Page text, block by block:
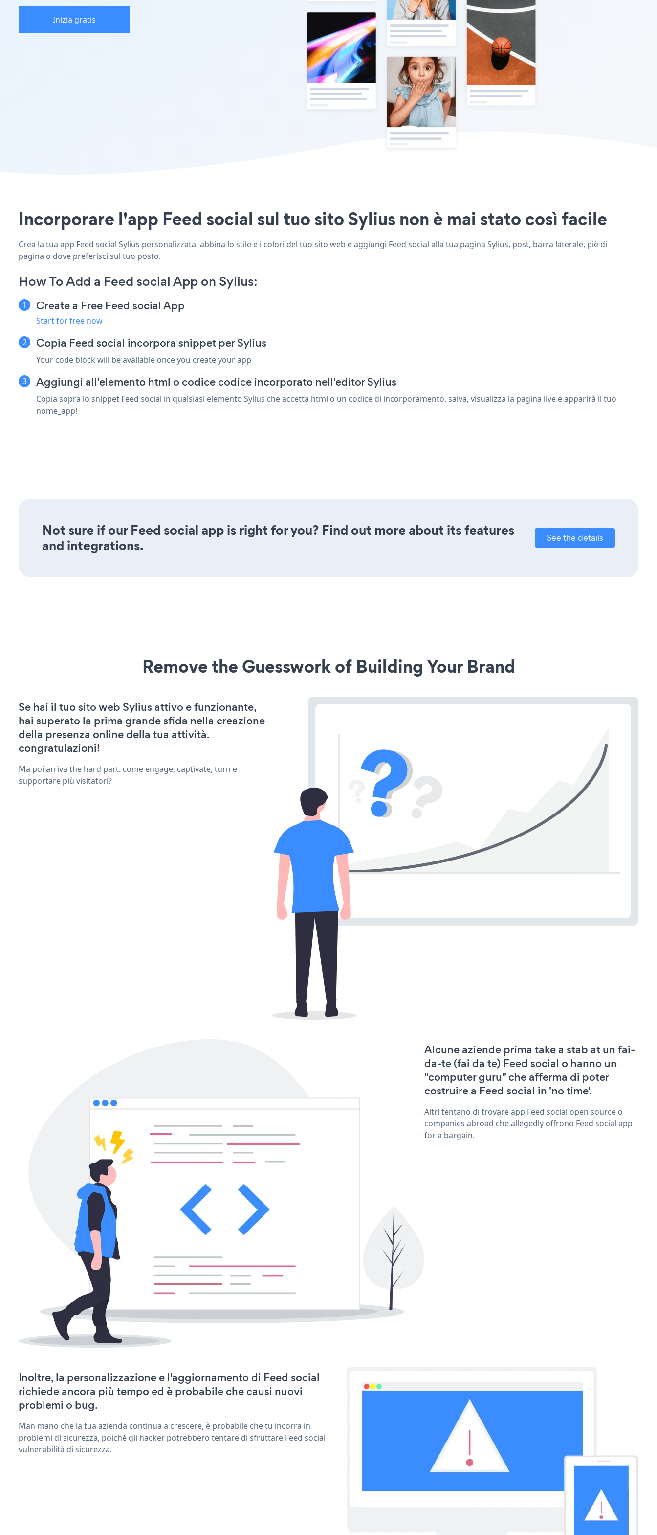
Inizia gratis
Incorporare l'app Feed social sul tuo sito Sylius non è mai stato così facile
Crea la tua app Feed social Sylius personalizzata, abbina lo stile e i colori del tuo sito web e aggiungi Feed social alla tua pagina Sylius, post, barra laterale, piè di
pagina o dove preferisci sul tuo posto.
How To Add a Feed social App on Sylius:
Create a Free Feed social App
Start for free now
Copia Feed social incorpora snippet per Sylius
Your code block will be available once you create your app
Aggiungi all'elemento html o codice codice incorporato nell'editor Sylius
Copia sopra lo snippet Feed social in qualsiasi elemento Sylius che accetta html o un codice di incorporamento. salva, visualizza la pagina live e apparirà il tuo
nome_app!
Not sure if our Feed social app is right for you? Find out more about its features
and integrations.
See the details
Remove the Guesswork of Building Your Brand
Se hai il tuo sito web Sylius attivo e funzionante,
hai superato la prima grande sfida nella creazione
della presenza online della tua attività.
congratulazioni!
Ma poi arriva the hard part: come engage, captivate, turn e
supportare più visitatori?
Alcune aziende prima take a stab at un fai-
da-te (fai da te) Feed social o hanno un
"computer guru" che afferma di poter
costruire a Feed social in 'no time'.
Altri tentano di trovare app Feed social open source o
companies abroad che allegedly offrono Feed social app
for a bargain.
Inoltre, la personalizzazione e l'aggiornamento di Feed social
richiede ancora più tempo ed è probabile che causi nuovi
problemi o bug.
Man mano che la tua azienda continua a crescere, è probabile che tu incorra in
problemi di sicurezza, poiché gli hacker potrebbero tentare di sfruttare Feed social
vulnerabilità di sicurezza.